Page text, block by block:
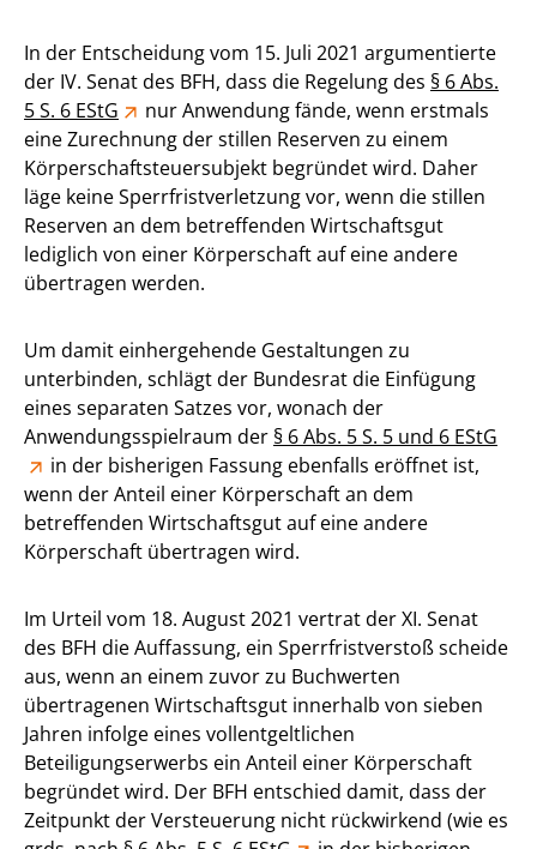
In der Entscheidung vom 15. Juli 2021 argumentierte
der IV. Senat des BFH, dass die Regelung des § 6 Abs.
5 S. 6 EStG
nur Anwendung fände, wenn erstmals
eine Zurechnung der stillen Reserven zu einem
Körperschaftsteuersubjekt begründet wird. Daher
läge keine Sperrfristverletzung vor, wenn die stillen
Reserven an dem betreffenden Wirtschaftsgut
lediglich von einer Körperschaft auf eine andere
übertragen werden.
Um damit einhergehende Gestaltungen zu
unterbinden, schlägt der Bundesrat die Einfügung
eines separaten Satzes vor, wonach der
Anwendungsspielraum der § 6 Abs. 5 S. 5 und 6 EStG
in der bisherigen Fassung ebenfalls eröffnet ist,
wenn der Anteil einer Körperschaft an dem
betreffenden Wirtschaftsgut auf eine andere
Körperschaft übertragen wird.
Im Urteil vom 18. August 2021 vertrat der XI. Senat
des BFH die Auffassung, ein Sperrfristverstoß scheide
aus, wenn an einem zuvor zu Buchwerten
übertragenen Wirtschaftsgut innerhalb von sieben
Jahren infolge eines vollentgeltlichen
Beteiligungserwerbs ein Anteil einer Körperschaft
begründet wird. Der BFH entschied damit, dass der
Zeitpunkt der Versteuerung nicht rückwirkend (wie es